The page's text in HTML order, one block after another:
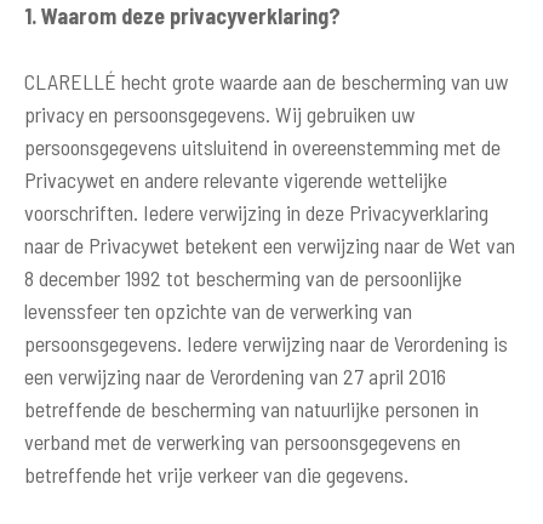
1. Waarom deze privacyverklaring?
CLARELLÉ hecht grote waarde aan de bescherming van uw
privacy en persoonsgegevens. Wij gebruiken uw
persoonsgegevens uitsluitend in overeenstemming met de
Privacywet en andere relevante vigerende wettelijke
voorschriften. Iedere verwijzing in deze Privacyverklaring
naar de Privacywet betekent een verwijzing naar de Wet van
8 december 1992 tot bescherming van de persoonlijke
levenssfeer ten opzichte van de verwerking van
persoonsgegevens. Iedere verwijzing naar de Verordening is
een verwijzing naar de Verordening van 27 april 2016
betreffende de bescherming van natuurlijke personen in
verband met de verwerking van persoonsgegevens en
betreffende het vrije verkeer van die gegevens.